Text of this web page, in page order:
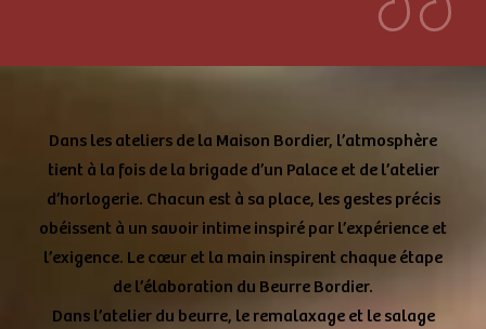
Dans les ateliers de la Maison Bordier, l’atmosphère
tient à la fois de la brigade d’un Palace et de l’atelier
d’horlogerie. Chacun est à sa place, les gestes précis
obéissent à un savoir intime inspiré par l’expérience et
l’exigence. Le cœur et la main inspirent chaque étape
de l’élaboration du Beurre Bordier.
Dans l’atelier du beurre, le remalaxage et le salage